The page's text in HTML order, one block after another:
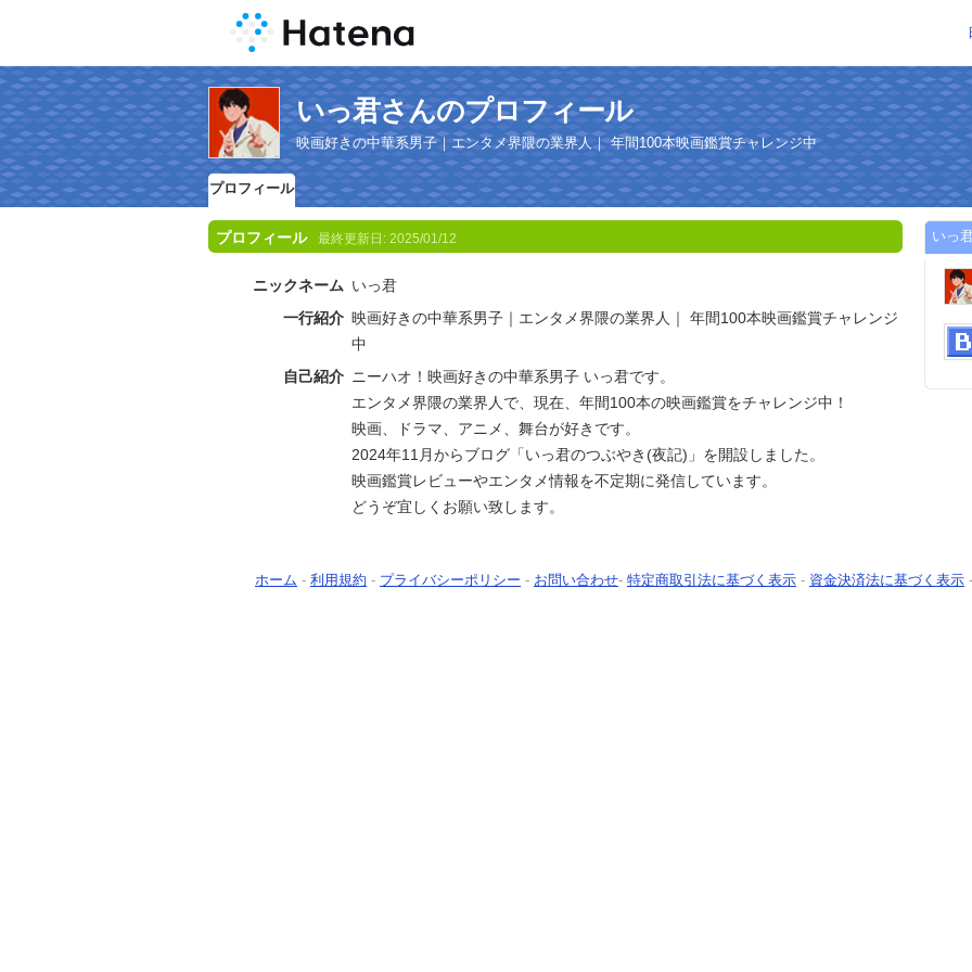
いっ君さんのプロフィール
映画好きの中華系男子｜エンタメ界隈の業界人｜ 年間100本映画鑑賞チャレンジ中
プロフィール
プロフィール 最終更新日: 2025/01/12
ニックネーム いっ君
一行紹介 映画好きの中華系男子｜エンタメ界隈の業界人｜ 年間100本映画鑑賞チャレンジ
中
自己紹介 ニーハオ！映画好きの中華系男子 いっ君です。
エンタメ界隈の業界人で、現在、年間100本の映画鑑賞をチャレンジ中！
映画、ドラマ、アニメ、舞台が好きです。
2024年11月からブログ「いっ君のつぶやき(夜記)」を開設しました。
映画鑑賞レビューやエンタメ情報を不定期に発信しています。
どうぞ宜しくお願い致します。
いっ
ホーム - 利用規約 - プライバシーポリシー - お問い合わせ- 特定商取引法に基づく表示 - 資金決済法に基づく表示 -